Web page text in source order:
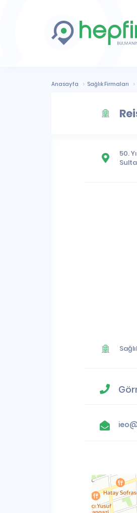
Anasayfa Sağlık Firmaları
50.